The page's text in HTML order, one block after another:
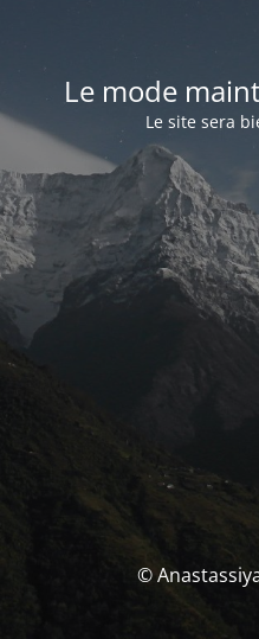
Le mode
Le site sera
©